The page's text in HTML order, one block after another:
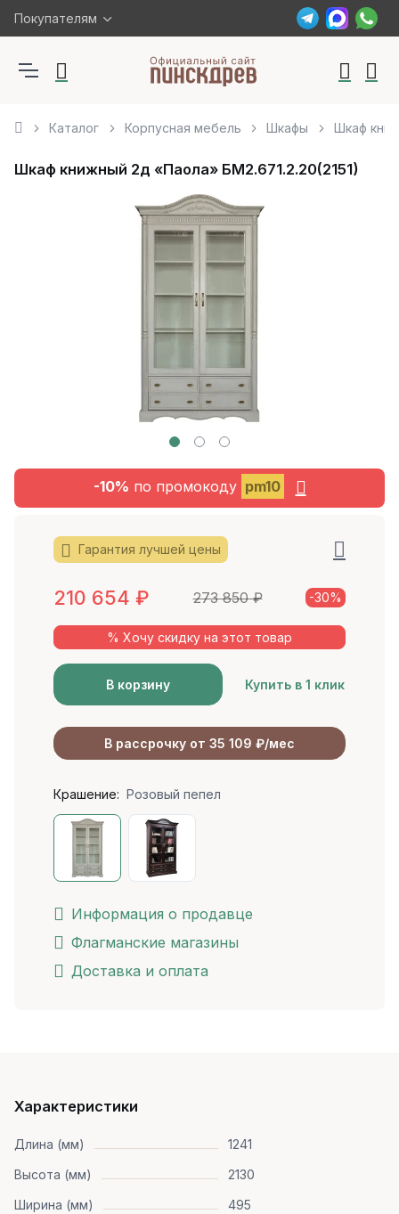
Покупателям
Каталог Корпусная мебель Шкафы Шкаф
Шкаф книжный 2д «Паола» БМ2.671.2.20(2151)
-10% по промокоду pm10
Гарантия лучшей цены
210 654 ₽ 273 850₽ -30%
% Хочу скидку на этот товар
В корзину Купить в 1 клик
В рассрочку от 35 109 ₽/мес
Крашение: Розовый пепел
Информация о продавце
Флагманские магазины
Доставка и оплата
Характеристики
Длина (мм)
1241
Высота (мм)
2130
Ширина (мм)
495